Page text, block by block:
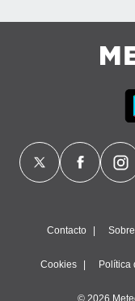
Contacto
Cookies Política
© 2026